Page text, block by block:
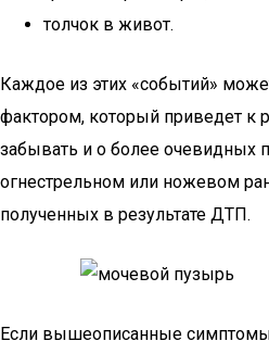
толчок в живот.
Каждое из этих «событий»
фактором, который приведет к
забывать и о более очевидных
огнестрельном или ножевом
полученных в результате ДТП.
Если вышеописанные